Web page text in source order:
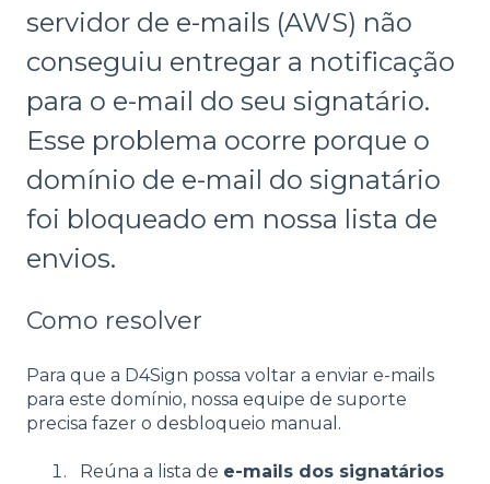
servidor de e-mails (AWS) não
conseguiu entregar a notificação
para o e-mail do seu signatário.
Esse problema ocorre porque o
domínio de e-mail do signatário
foi bloqueado em nossa lista de
envios.
Como resolver
Para que a D4Sign possa voltar a enviar e-mails
para este domínio, nossa equipe de suporte
precisa fazer o desbloqueio manual.
Reúna a lista de e-mails dos signatários